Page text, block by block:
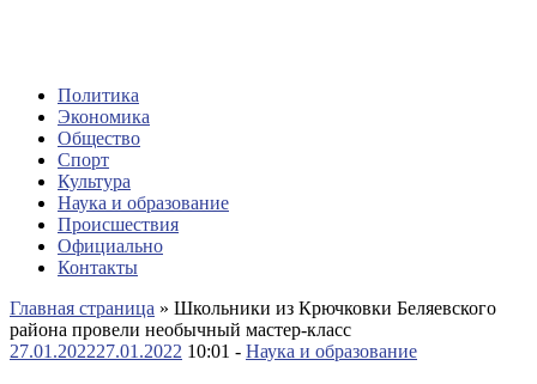
Политика
Экономика
Общество
Спорт
Культура
Наука и образование
Происшествия
Официально
Контакты
Главная страница » Школьники из Крючковки Беляевского
района провели необычный мастер-класс
27.01.202227.01.2022 10:01 - Наука и образование